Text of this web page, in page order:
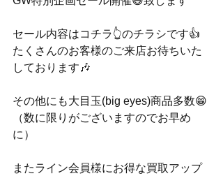
セール内容はコチラ👆のチラシです👍
たくさんのお客様のご来店お待ちいた
しております🎶
その他にも大目玉(big eyes)商品多数😁
（数に限りがございますのでお早め
に）
またライン会員様にお得な買取アップ